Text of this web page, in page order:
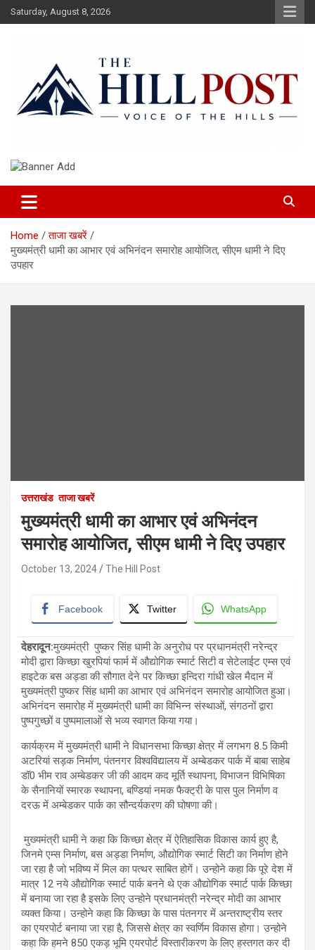
Skip
to
Saturday, August 8, 2026
The Hillpost
Home
ताजा खबरें
मुख्यमंत्री धामी का आभार एवं अभिनंदन समारोह आयोजित, सीएम धामी ने दिए
उपहार
उत्तराखंड ताजा खबरें
मुख्यमंत्री धामी का आभार एवं अभिनंदन
समारोह आयोजित, सीएम धामी ने दिए उपहार
October 13, 2024 The Hill Post
Facebook Twitter WhatsApp
देहरादून:मुख्यमंत्री पुष्कर सिंह धामी के अनुरोध पर प्रधानमंत्री नरेन्द्र
मोदी द्वारा किच्छा खुरपियां फार्म में औद्योगिक स्मार्ट सिटी व सेटेलाईट एम्स एवं
हाइटेक बस अड्डा की सौगात देने पर किच्छा इन्दिरा गांधी खेल मैदान में
मुख्यमंत्री पुष्कर सिंह धामी का आभार एवं अभिनंदन समारोह आयोजित हुआ।
अभिनंदन समारोह में मुख्यमंत्री धामी का विभिन्न संस्थाओं, संगठनों द्वारा
पुष्पगुच्छों व पुष्पमालाओं से भव्य स्वागत किया गया।
कार्यक्रम में मुख्यमंत्री धामी ने विधानसभा किच्छा क्षेत्र में लगभग 8.5 किमी
अटरियां सड़क निर्माण, पंतनगर विश्वविद्यालय में अम्बेडकर पार्क में बाबा साहेब
डॉ0 भीम राव अम्बेडकर जी की आदम कद मूर्ति स्थापना, विभाजन विभिषिका
के सैनानियों स्मारक स्थापना, बण्डियां नमक फैक्ट्री के पास पुल निर्माण व
दरऊ में अम्बेडकर पार्क का सौन्दर्यकरण की घोषणा की।
मुख्यमंत्री धामी ने कहा कि किच्छा क्षेत्र में ऐतिहासिक विकास कार्य हुए है,
जिनमे एम्स निर्माण, बस अड्डा निर्माण, औद्योगिक स्मार्ट सिटी का निर्माण होने
जा रहा है जो भविष्य में मिल का पत्थर साबित होगें। उन्होने कहा कि पूरे देश में
मात्र 12 नये औद्योगिक स्मार्ट पार्क बनने थे एक औद्योगिक स्मार्ट पार्क किच्छा
में बनाया जा रहा है इसके लिए उन्होने प्रधानमंत्री नरेन्द्र मोदी का आभार
व्यक्त किया। उन्होने कहा कि किच्छा के पास पंतनगर में अन्तराष्ट्रीय स्तर
का एयरपोर्ट बनाया जा रहा है, जिससे क्षेत्र का स्वर्णिम विकास होगा। उन्होने
कहा कि हमने 850 एकड़ भूमि एयरपोर्ट विस्तारीकरण के लिए हस्तगत कर दी